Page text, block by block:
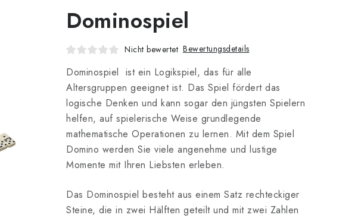
Dominospiel
Nicht bewertet Bewertungsdetails
Dominospiel ist ein Logikspiel, das für alle
Altersgruppen geeignet ist. Das Spiel fördert das
logische Denken und kann sogar den jüngsten Spielern
helfen, auf spielerische Weise grundlegende
mathematische Operationen zu lernen. Mit dem Spiel
Domino werden Sie viele angenehme und lustige
Momente mit Ihren Liebsten erleben.
Das Dominospiel besteht aus einem Satz rechteckiger
Steine, die in zwei Hälften geteilt und mit zwei Zahlen